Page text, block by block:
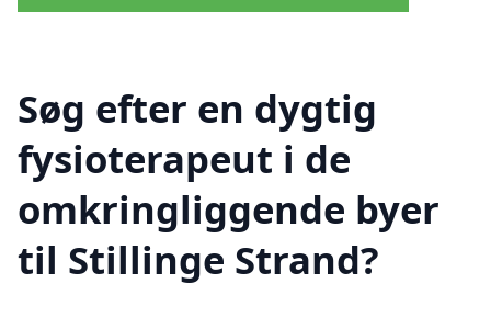
Søg efter en dygtig
fysioterapeut i de
omkringliggende byer
til Stillinge Strand?